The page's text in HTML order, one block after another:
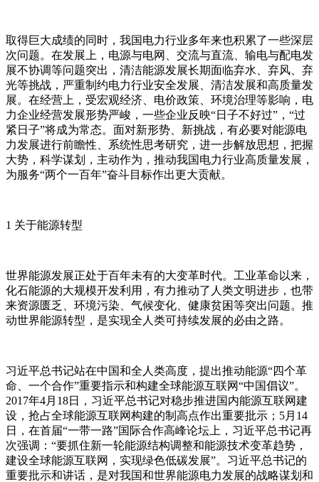
取得巨大成绩的同时，我国电力行业多年来也积累了一些深层
次问题。在发展上，电源与电网、交流与直流、输电与配电发
展不协调等问题突出，清洁能源发展长期面临弃水、弃风、弃
光等挑战，严重制约电力行业安全发展、清洁发展和高质量发
展。在经营上，受宏观经济、电价政策、环境治理等影响，电
力企业经营发展形势严峻，一些企业反映“日子不好过”，“过
紧日子”将成为常态。面对新形势、新挑战，有必要对能源电
力发展进行前瞻性、系统性思考研究，进一步解放思想，把握
大势，科学谋划，主动作为，推动我国电力行业高质量发展，
为服务“两个一百年”奋斗目标作出更大贡献。
1 关于能源转型
世界能源发展正处于百年未有的大变革时代。工业革命以来，
化石能源的大规模开发利用，有力推动了人类文明进步，也带
来资源匮乏、环境污染、气候变化、健康贫困等突出问题。推
动世界能源转型，是实现全人类可持续发展的必由之路。
习近平总书记站在中国和全人类高度，提出推动能源“四个革
命、一个合作”重要指示和构建全球能源互联网“中国倡议”。
2017年4月18日，习近平总书记对稳步推进国内能源互联网建
设，抢占全球能源互联网构建的制高点作出重要批示；5月14
日，在首届“一带一路”国际合作高峰论坛上，习近平总书记再
次强调：“要抓住新一轮能源结构调整和能源技术变革趋势，
建设全球能源互联网，实现绿色低碳发展”。习近平总书记的
重要批示和讲话，是对我国和世界能源电力发展的战略谋划和